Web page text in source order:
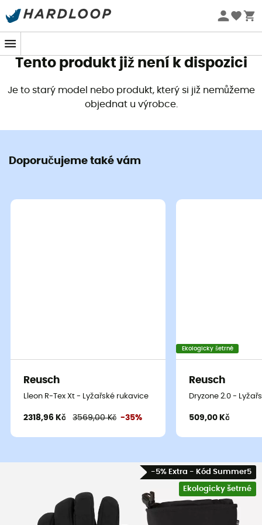
Letní akce 🔥 -5 % EXTRA při nákupu 2 produktů* s kódem
Tento produkt již není k dispozici
Je to starý model nebo produkt, který si již nemůžeme
objednat u výrobce.
Doporučujeme také vám
Reusch
Lleon R-Tex Xt - Lyžařské rukavice
2318,96 Kč 3569,00 Kč -35%
Ekologicky šetrné
Reusch
Dryzone 2.0 -
509,00 Kč
-5% Extra - Kód Summer5
Ekologicky šetrné